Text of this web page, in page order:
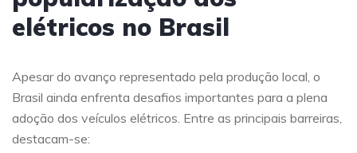
elétricos no Brasil
Apesar do avanço representado pela produção local, o
Brasil ainda enfrenta desafios importantes para a plena
adoção dos veículos elétricos. Entre as principais barreiras,
destacam-se: